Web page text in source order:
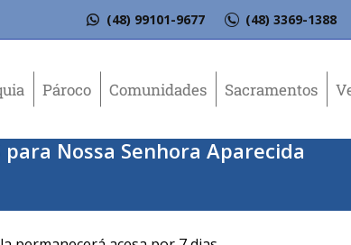
(48) 99101-9677 (48) 3369-1388
Pároco Comunidades Sacramentos
para Nossa Senhora Aparecida